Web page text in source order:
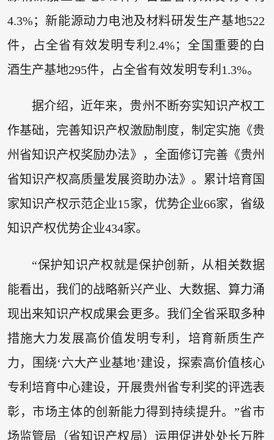
4.3%；新能源动力电池及材料研发生产基地522
件，占全省有效发明专利2.4%；全国重要的白
酒生产基地295件，占全省有效发明专利1.3%。
据介绍，近年来，贵州不断夯实知识产权工
作基础，完善知识产权激励制度，制定实施《贵
州省知识产权奖励办法》，全面修订完善《贵州
省知识产权高质量发展资助办法》。累计培育国
家知识产权示范企业15家，优势企业66家，省级
知识产权优势企业434家。
“保护知识产权就是保护创新，从相关数据
能看出，我们的战略新兴产业、大数据、算力涌
现出来知识产权成果会更多。我们全省采取多种
措施大力发展高价值发明专利，培育新质生产
力，围绕‘六大产业基地’建设，探索高价值核心
专利培育中心建设，开展贵州省专利奖的评选表
彰，市场主体的创新能力得到持续提升。”省市
场监管局（省知识产权局）运用促进处处长万胜